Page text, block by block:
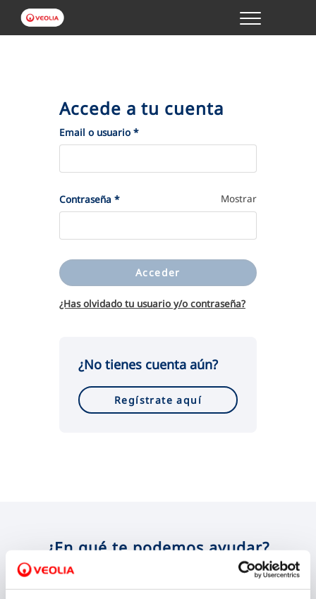
Menu
TU SERVICIO
VER TODAS LAS GESTIONES
TU AGUA
CONÓCENOS
¿En qué te podemos ayudar?
Accede a tu cuenta
Email o usuario *(Obligatorio)
Contraseña *(Obligatorio) Mostrar
Acceder
¿Has olvidado tu usuario y/o contraseña?
¿No tienes cuenta aún?
Regístrate aquí